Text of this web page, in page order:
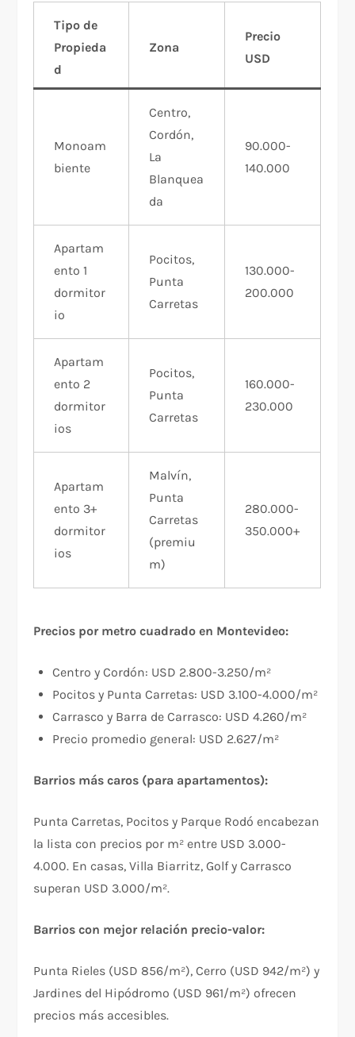
Tipo de
Propieda
d
Zona
Precio
USD
Monoam
biente
Centro,
Cordón,
La
Blanquea
da
90.000-
140.000
Apartam
ento 1
dormitor
io
Pocitos,
Punta
Carretas
130.000-
200.000
Apartam
ento 2
dormitor
ios
Pocitos,
Punta
Carretas
160.000-
230.000
Apartam
ento 3+
dormitor
ios
Malvín,
Punta
Carretas
(premiu
m)
280.000-
350.000+
Precios por metro cuadrado en Montevideo:
Centro y Cordón: USD 2.800-3.250/m²​
Pocitos y Punta Carretas: USD 3.100-4.000/m²​
Carrasco y Barra de Carrasco: USD 4.260/m²​
Precio promedio general: USD 2.627/m²​
Barrios más caros (para apartamentos):
Punta Carretas, Pocitos y Parque Rodó encabezan
la lista con precios por m² entre USD 3.000-
4.000. En casas, Villa Biarritz, Golf y Carrasco
superan USD 3.000/m².​
Barrios con mejor relación precio-valor:
Punta Rieles (USD 856/m²), Cerro (USD 942/m²) y
Jardines del Hipódromo (USD 961/m²) ofrecen
precios más accesibles.​